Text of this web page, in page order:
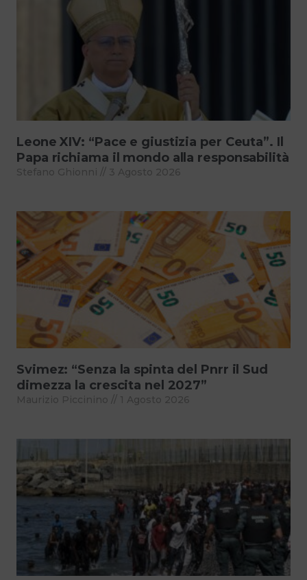
Leone XIV: “Pace e giustizia per Ceuta”. Il
Papa richiama il mondo alla responsabilità
Stefano Ghionni 3 Agosto 2026
Svimez: “Senza la spinta del Pnrr il Sud
dimezza la crescita nel 2027”
Maurizio Piccinino 1 Agosto 2026